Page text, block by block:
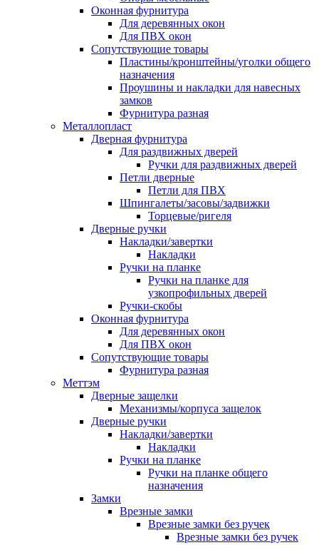
Оконная фурнитура
Для деревянных окон
Для ПВХ окон
Сопутствующие товары
Пластины/кронштейны/уголки общего
назначения
Проушины и накладки для навесных
замков
Фурнитура разная
Металлопласт
Дверная фурнитура
Для раздвижных дверей
Ручки для раздвижных дверей
Петли дверные
Петли для ПВХ
Шпингалеты/засовы/задвижки
Торцевые/ригеля
Дверные ручки
Накладки/завертки
Накладки
Ручки на планке
Ручки на планке для
узкопрофильных дверей
Ручки-скобы
Оконная фурнитура
Для деревянных окон
Для ПВХ окон
Сопутствующие товары
Фурнитура разная
Меттэм
Дверные защелки
Механизмы/корпуса защелок
Дверные ручки
Накладки/завертки
Накладки
Ручки на планке
Ручки на планке общего
назначения
Замки
Врезные замки
Врезные замки без ручек
Врезные замки без ручек